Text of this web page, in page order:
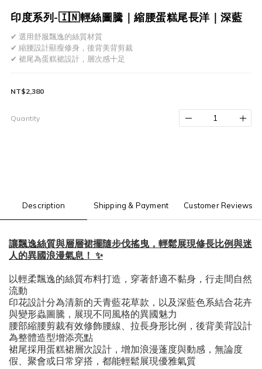
印度系列-🇮🇳輕絲圖騰｜縮腰蛋糕尾長洋｜深藍
✔ 選用舒服飄逸的絲質材質
✔ 縮腰設計顯瘦修身，後背美背剪裁
✔ 裙尾為蛋糕裙設計，層次感十足
NT$2,380
Quantity
Description Shipping & Payment Customer Reviews
讓飄逸絲質與層層裙擺隨步伐搖曳，輕鬆展現修長比例與迷
人的異國浪漫氣息！ ✨
以輕柔飄逸的絲質布料打造，穿著舒適不黏身，行走間自然
流動
印花設計分為清新的天青藍花草款，以及深藍色系結合花卉
與變形蟲圖騰，展現不同風格的異國魅力
腰部縮腰剪裁有效修飾腰線、拉長身形比例，後背美背設計
為整體造型增添亮點
裙尾採用蛋糕裙層次設計，增加浪漫蓬度與動感，無論度
假、聚會或日常穿搭，都能輕鬆展現優雅氣質